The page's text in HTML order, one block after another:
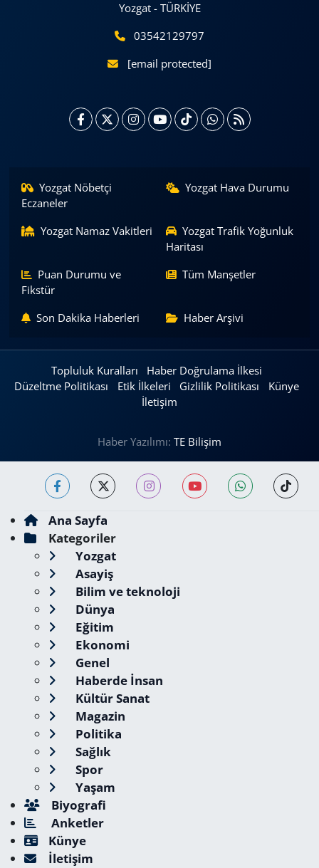
Yozgat - TÜRKİYE
03542129797
[email protected]
Yozgat Nöbetçi
Eczaneler
Yozgat Hava Durumu
Yozgat Namaz Vakitleri
Yozgat Trafik Yoğunluk
Haritası
Puan Durumu ve
Fikstür
Tüm Manşetler
Son Dakika Haberleri Haber Arşivi
Topluluk Kuralları
Haber Doğrulama İlkesi
Düzeltme Politikası
Etik İlkeleri Gizlilik Politikası
Künye
İletişim
Haber Yazılımı: TE Bilişim
Ana Sayfa
Kategoriler
Yozgat
Asayiş
Bilim ve teknoloji
Dünya
Eğitim
Ekonomi
Genel
Haberde İnsan
Kültür Sanat
Magazin
Politika
Sağlık
Spor
Yaşam
Biyografi
Anketler
Künye
İletişim